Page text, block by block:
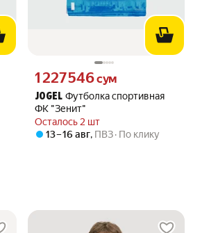
JOGEL Футболка спортивная
ФК "Зенит"
Осталось 2 шт
Цена 1227546 сум вместо
1 227 546сум
13 – 16 авг, ПВЗ По клику